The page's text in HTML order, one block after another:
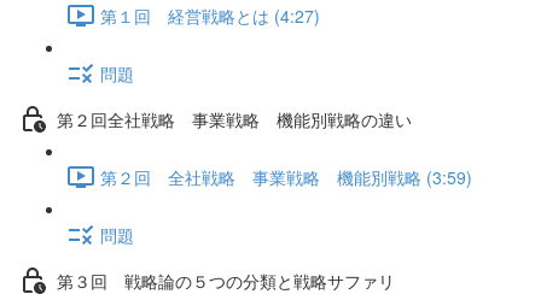
第１回 経営戦略とは (4:27)
問題
第２回全社戦略 事業戦略 機能別戦略の違い
第２回 全社戦略 事業戦略 機能別戦略 (3:59)
問題
第３回 戦略論の５つの分類と戦略サファリ